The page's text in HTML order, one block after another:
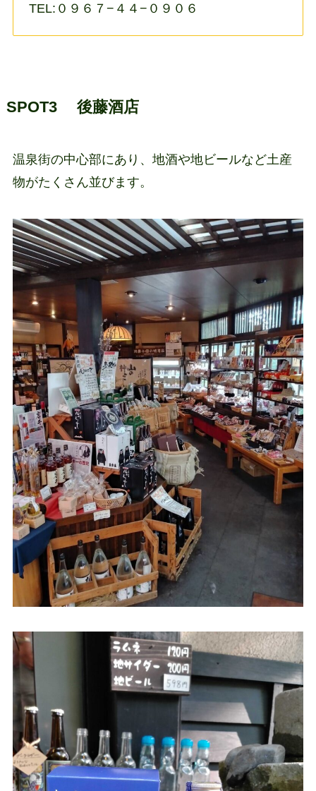
TEL:０９６７−４４−０９０６
SPOT3 後藤酒店
温泉街の中心部にあり、地酒や地ビールなど土産
物がたくさん並びます。